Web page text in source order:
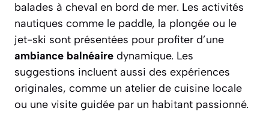
balades à cheval en bord de mer. Les activités
nautiques comme le paddle, la plongée ou le
jet-ski sont présentées pour profiter d’une
ambiance balnéaire dynamique. Les
suggestions incluent aussi des expériences
originales, comme un atelier de cuisine locale
ou une visite guidée par un habitant passionné.